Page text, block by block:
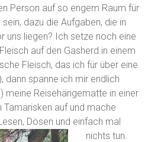
Person auf so engem Raum für
dazu die Aufgaben, die in
uns liegen? Ich setze noch eine
auf den Gasherd in einem
Fleisch, das ich für über eine
spanne ich mir endlich
meine Reisehängematte in einer
Tamarisken auf und mache
Dösen und einfach mal
nichts tun.